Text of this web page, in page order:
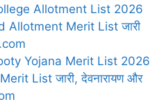
Allotment List 2026
Allotment Merit List जारी
Yojana Merit List 2026
List जारी, देवनारायण और